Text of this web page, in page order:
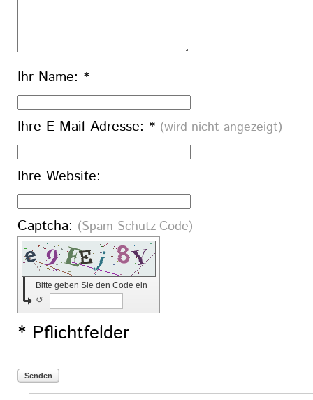
Ihr Name: *
Ihre E-Mail-Adresse: * (wird nicht angezeigt)
Ihre Website:
Captcha: (Spam-Schutz-Code)
Bitte geben Sie den Code ein
↺
* Pflichtfelder
Senden